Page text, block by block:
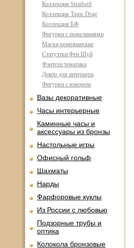
Коллекция Stratford
Коллекция Toms Drag
Коллекция БФ
Фигурки с пожеланиями
Маски венецианские
Статуэтки Фен Шуй
Фэнтези тематика
Декор для интерьера
Фигурки с юмором
Вазы декоративные
Часы интерьерные
Каминные часы и
аксессуары из бронзы
Настольные игры
Офисный гольф
Шахматы
Нарды
Фарфоровые куклы
Из России с любовью
Подзорные трубы и
оптика
Колокола бронзовые